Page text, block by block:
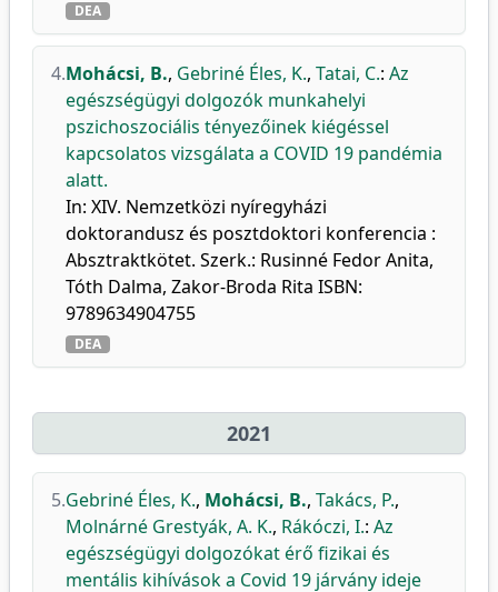
DEA
4.Mohácsi, B., Gebriné Éles, K., Tatai, C.: Az
egészségügyi dolgozók munkahelyi
pszichoszociális tényezőinek kiégéssel
kapcsolatos vizsgálata a COVID 19 pandémia
alatt.
In: XIV. Nemzetközi nyíregyházi
doktorandusz és posztdoktori konferencia :
Absztraktkötet. Szerk.: Rusinné Fedor Anita,
Tóth Dalma, Zakor-Broda Rita ISBN:
9789634904755
DEA
2021
5.Gebriné Éles, K., Mohácsi, B., Takács, P.,
Molnárné Grestyák, A. K., Rákóczi, I.: Az
egészségügyi dolgozókat érő fizikai és
mentális kihívások a Covid 19 járvány ideje